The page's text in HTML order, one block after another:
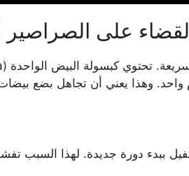
على الصراصير
ببدء دورة جديدة. لهذا السبب